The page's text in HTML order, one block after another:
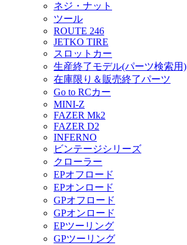
ネジ・ナット
ツール
ROUTE 246
JETKO TIRE
スロットカー
生産終了モデル(パーツ検索用)
在庫限り＆販売終了パーツ
Go to RCカー
MINI-Z
FAZER Mk2
FAZER D2
INFERNO
ビンテージシリーズ
クローラー
EPオフロード
EPオンロード
GPオフロード
GPオンロード
EPツーリング
GPツーリング